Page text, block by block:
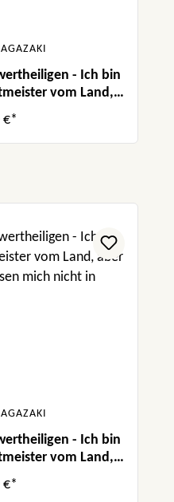
- Ich bin
vom Land,
lassen mich nicht
04
€*
- Ich bin
vom Land,
lassen mich nicht
08
€*